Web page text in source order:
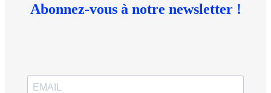
Abonnez-vous à notre newsletter !